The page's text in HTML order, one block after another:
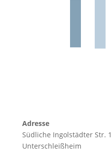
Adresse
Südliche Ingolstädter Str. 1
Unterschleißheim